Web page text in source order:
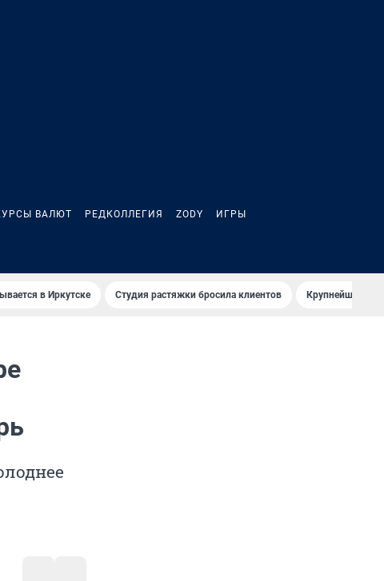
ВАЛЮТ РЕДКОЛЛЕГИЯ ZODY ИГРЫ
в Иркутске Студия растяжки бросила клиентов Крупнейшие